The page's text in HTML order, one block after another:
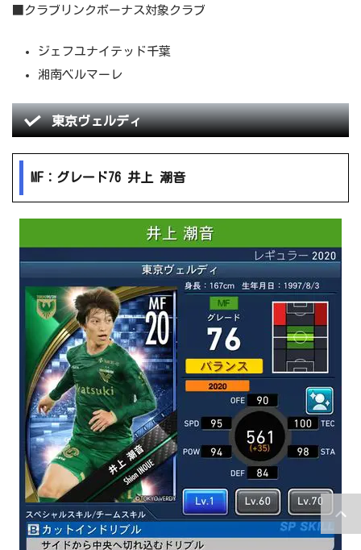
■クラブリンクボーナス対象クラブ
ジェフユナイテッド千葉
湘南ベルマーレ
東京ヴェルディ
MF：グレード76 井上 潮音